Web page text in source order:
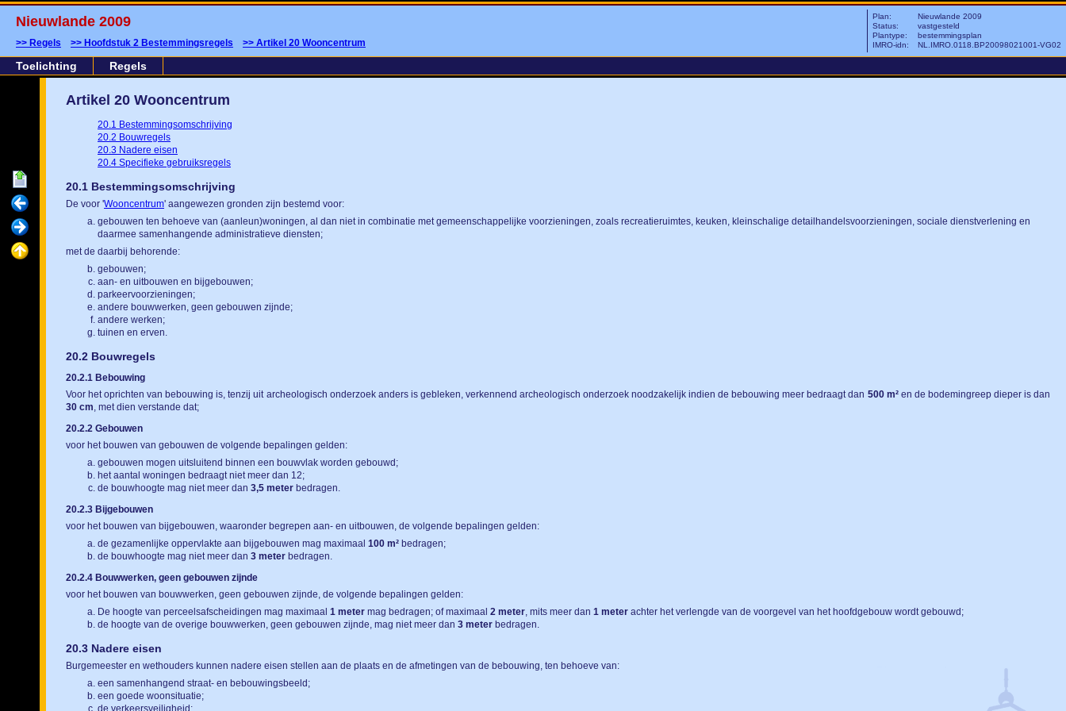
Nieuwlande 2009
Regels Hoofdstuk 2 Bestemmingsregels Artikel 20 Wooncentrum
Plan:
Nieuwlande 2009
Status:
vastgesteld
Plantype:
bestemmingsplan
IMRO-idn:
NL.IMRO.0118.BP20098021001-VG02
Toelichting Regels
Artikel 20 Wooncentrum
20.1 Bestemmingsomschrijving
20.2 Bouwregels
20.3 Nadere eisen
20.4 Specifieke gebruiksregels
20.1 Bestemmingsomschrijving
De voor 'Wooncentrum' aangewezen gronden zijn bestemd voor:
gebouwen ten behoeve van (aanleun)woningen, al dan niet in combinatie met gemeenschappelijke voorzieningen, zoals recreatieruimtes, keuken, kleinschalige detailhandelsvoorzieningen, sociale dienstverlening en
daarmee samenhangende administratieve diensten;
met de daarbij behorende:
gebouwen;
aan- en uitbouwen en bijgebouwen;
parkeervoorzieningen;
andere bouwwerken, geen gebouwen zijnde;
andere werken;
tuinen en erven.
20.2 Bouwregels
20.2.1 Bebouwing
Voor het oprichten van bebouwing is, tenzij uit archeologisch onderzoek anders is gebleken, verkennend archeologisch onderzoek noodzakelijk indien de bebouwing meer bedraagt dan 500 m²en de bodemingreep dieper is dan
30 cm, met dien verstande dat;
20.2.2 Gebouwen
voor het bouwen van gebouwen de volgende bepalingen gelden:
gebouwen mogen uitsluitend binnen een bouwvlak worden gebouwd;
het aantal woningen bedraagt niet meer dan 12;
de bouwhoogte mag niet meer dan 3,5 meter bedragen.
20.2.3 Bijgebouwen
voor het bouwen van bijgebouwen, waaronder begrepen aan- en uitbouwen, de volgende bepalingen gelden:
de gezamenlijke oppervlakte aan bijgebouwen mag maximaal 100 m² bedragen;
de bouwhoogte mag niet meer dan 3 meter bedragen.
20.2.4 Bouwwerken, geen gebouwen zijnde
voor het bouwen van bouwwerken, geen gebouwen zijnde, de volgende bepalingen gelden:
De hoogte van perceelsafscheidingen mag maximaal 1 meter mag bedragen; of maximaal 2 meter, mits meer dan 1 meter achter het verlengde van de voorgevel van het hoofdgebouw wordt gebouwd;
de hoogte van de overige bouwwerken, geen gebouwen zijnde, mag niet meer dan 3 meter bedragen.
20.3 Nadere eisen
Burgemeester en wethouders kunnen nadere eisen stellen aan de plaats en de afmetingen van de bebouwing, ten behoeve van:
een samenhangend straat- en bebouwingsbeeld;
een goede woonsituatie;
de verkeersveiligheid;